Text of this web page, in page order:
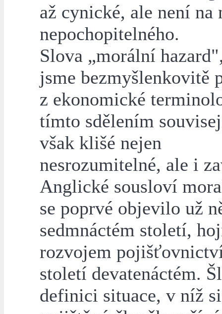
až cynické, ale není na
nepochopitelného.
Slova „morální
jsme bezmyšlenkovitě
z ekonomické
tímto sdělením
však klišé nejen
nesrozumitelné, ale i
Anglické sousloví
se poprvé objevilo už
sedmnáctém století,
rozvojem
století devatenáctém.
definici situace, v níž